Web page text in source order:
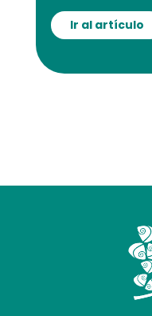
Ir al artículo